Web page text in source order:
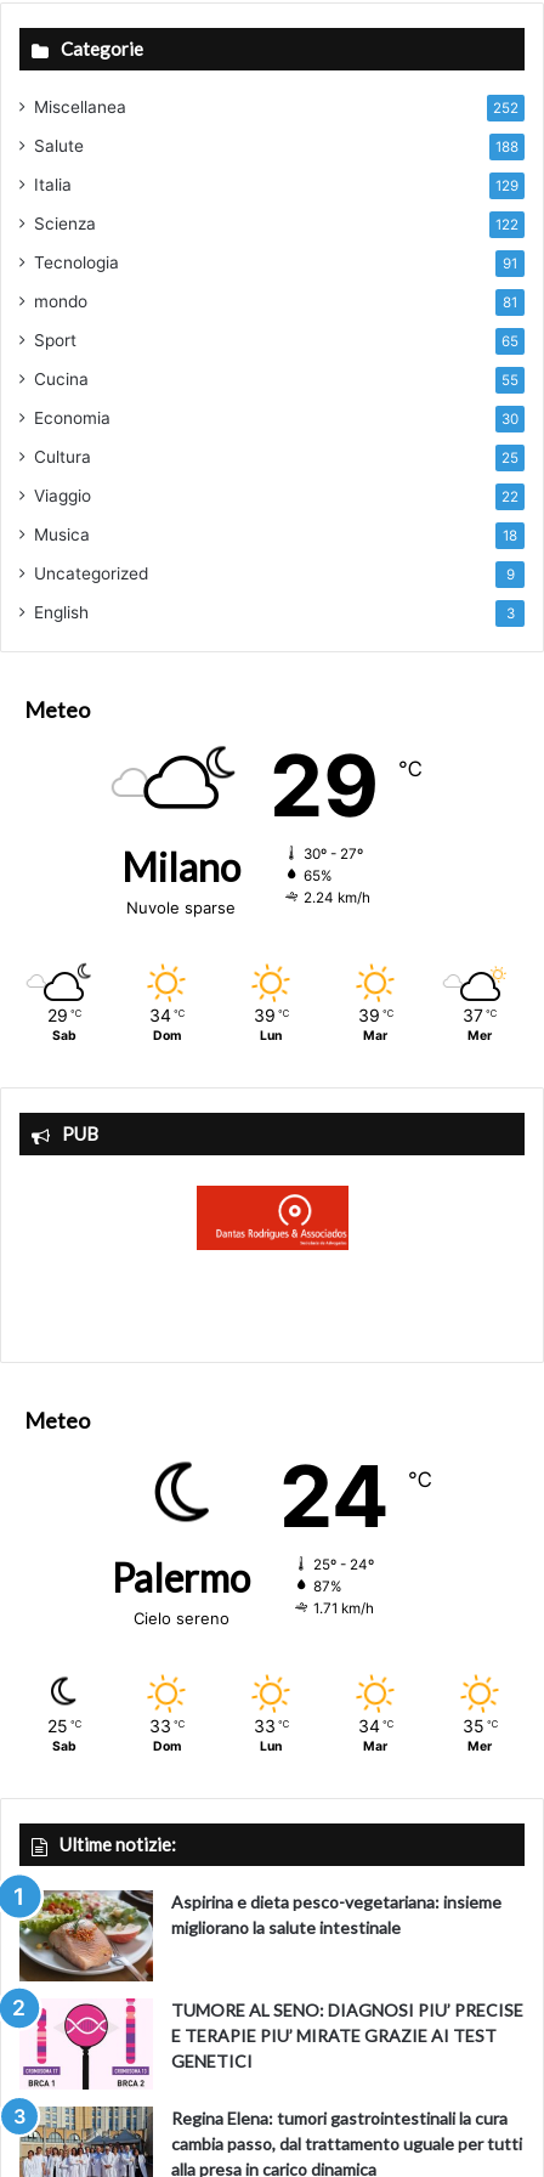
Categorie
Miscellanea 252
Salute 188
Italia 129
Scienza 122
Tecnologia 91
mondo 81
Sport 65
Cucina 55
Economia 30
Cultura 25
Viaggio 22
Musica 18
Uncategorized 9
English 3
Meteo
Milano
Nuvole sparse
29 ℃
30º - 27º
65%
2.24 km/h
29 ℃
Sab
34 ℃
Dom
39 ℃
Lun
39 ℃
Mar
37 ℃
Mer
PUB
Meteo
Palermo
Cielo sereno
24 ℃
25º - 24º
87%
1.71 km/h
25 ℃
Sab
33 ℃
Dom
33 ℃
Lun
34 ℃
Mar
35 ℃
Mer
Ultime notizie:
Aspirina e dieta pesco-vegetariana: insieme
migliorano la salute intestinale
TUMORE AL SENO: DIAGNOSI PIU’ PRECISE
E TERAPIE PIU’ MIRATE GRAZIE AI TEST
GENETICI
Regina Elena: tumori gastrointestinali la cura
cambia passo, dal trattamento uguale per tutti
alla presa in carico dinamica